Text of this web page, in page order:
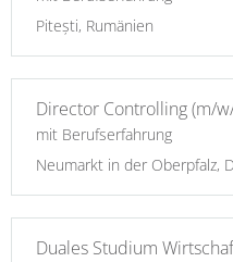
Pitești, Rumänien
Director Controlling (m/
mit Berufserfahrung
Neumarkt in der Oberpfalz,
Duales Studium